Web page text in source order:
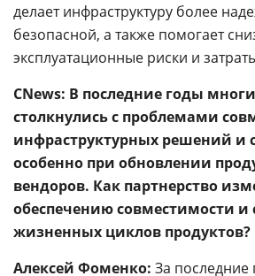
делает инфраструктуру более
безопасной, а также помогает
эксплуатационные риски и
CNews: В последние годы
столкнулись с проблемами
инфраструктурных решений и
особенно при обновлении
вендоров. Как партнерство
обеспечению совместимости
жизненных циклов продуктов?
Алексей Фоменко: За последние